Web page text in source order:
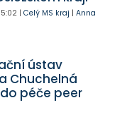
| Celý MS kraj | Anna
ústav
Chuchelná
péče peer